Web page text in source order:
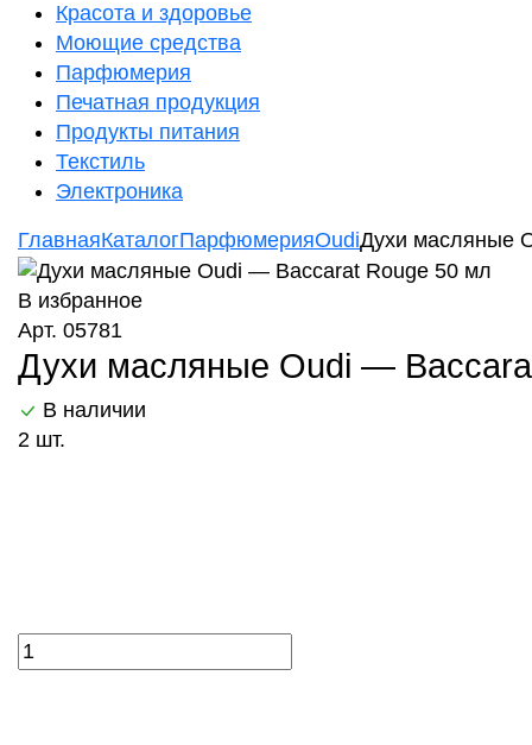
Красота и здоровье
Моющие средства
Парфюмерия
Печатная продукция
Продукты питания
Текстиль
Электроника
ГлавнаяКаталогПарфюмерияOudiДухи масляные
В избранное
Арт. 05781
Духи масляные Oudi —
В наличии
2 шт.